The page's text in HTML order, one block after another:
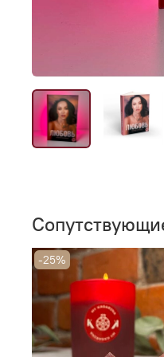
-25%